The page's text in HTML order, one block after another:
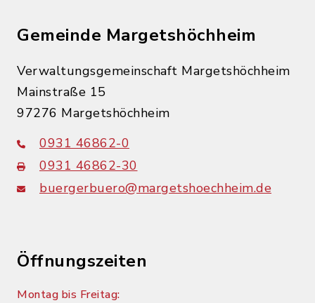
Gemeinde Margetshöchheim
Verwaltungsgemeinschaft Margetshöchheim
Mainstraße 15
97276 Margetshöchheim
0931 46862-0
0931 46862-30
buergerbuero@margetshoechheim.de
Öffnungszeiten
Montag bis Freitag: